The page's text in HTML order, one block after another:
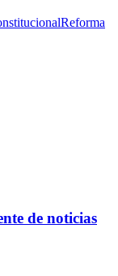
Reforma
de noticias